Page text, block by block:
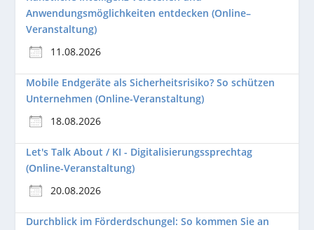
Anwendungsmöglichkeiten entdecken (Online–
Veranstaltung)
11.08.2026
Mobile Endgeräte als Sicherheitsrisiko? So schützen
Unternehmen (Online-Veranstaltung)
18.08.2026
Let's Talk About / KI - Digitalisierungssprechtag
(Online-Veranstaltung)
20.08.2026
Durchblick im Förderdschungel: So kommen Sie an